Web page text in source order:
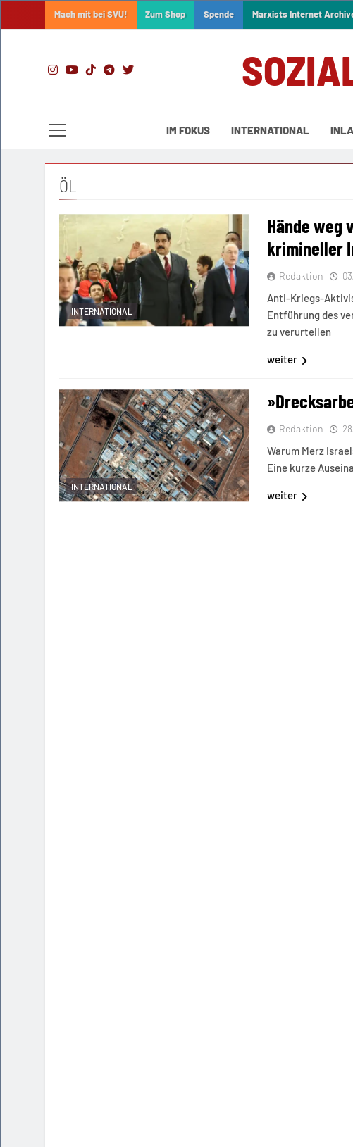
Mach mit bei SVU! Zum Shop Spende Marxists Internet
IM FOKUS INTERNATIONAL
ÖL
INTERNATIONAL
Hände weg
krimineller
Redaktion
Anti-Kriegs-
Entführung des
zu verurteilen
weiter
INTERNATIONAL
Redaktion
Warum Merz
Eine kurze
weiter